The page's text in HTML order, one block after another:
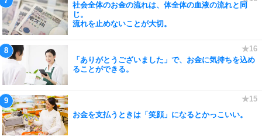
社会全体のお金の流れは、体全体の血液の流れと同
じ。
流れを止めないことが大切。
「ありがとうございました」で、お金に気持ちを込め
ることができる。
お金を支払うときは「笑顔」になるとかっこいい。